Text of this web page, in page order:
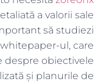
a valorii sale
să studiezi
ul, care
despre obiectivele
și planurile de